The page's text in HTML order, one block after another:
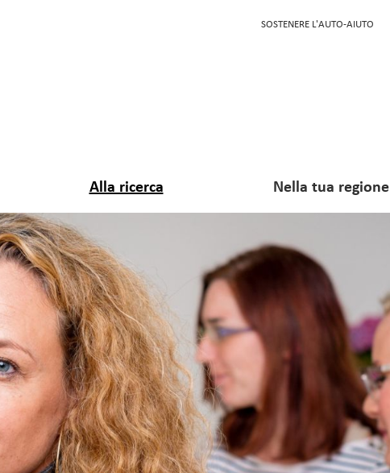
SOSTENERE L'AUTO-AIUTO
Alla ricerca Nella tua regione